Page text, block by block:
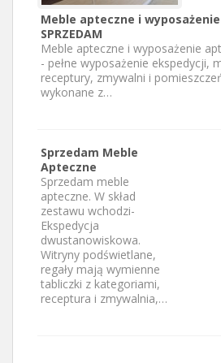
Meble apteczne i
SPRZEDAM
Meble apteczne i wyposażenie
- pełne wyposażenie ekspedycji,
receptury, zmywalni i
wykonane z…
Sprzedam Meble
Apteczne
Sprzedam meble
apteczne. W skład
zestawu wchodzi-
Ekspedycja
dwustanowiskowa.
Witryny podświetlane,
regały mają wymienne
tabliczki z kategoriami,
receptura i zmywalnia,…